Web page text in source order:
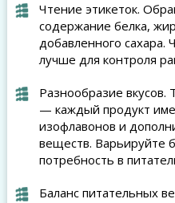
Чтение этикеток.
содержание белка,
добавленного
лучше для контроля
Разнообразие
— каждый продукт
изофлавонов и
веществ. Варьируйте
потребность в
Баланс питательных